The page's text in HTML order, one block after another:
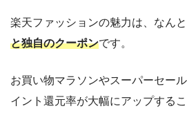
楽天ファッションの魅力は、なん
と独自のクーポンです。
お買い物マラソンやスーパーセー
イント還元率が大幅にアップするこ